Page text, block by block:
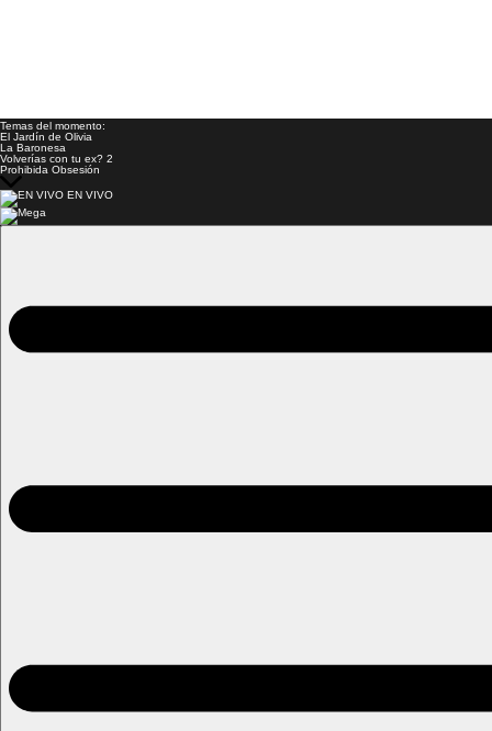
Temas del momento:
El Jardín de Olivia
La Baronesa
Volverías con tu ex? 2
Prohibida Obsesión
EN VIVO